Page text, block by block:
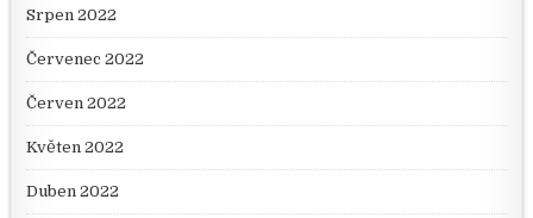
Srpen 2022
Červenec 2022
Červen 2022
Květen 2022
Duben 2022